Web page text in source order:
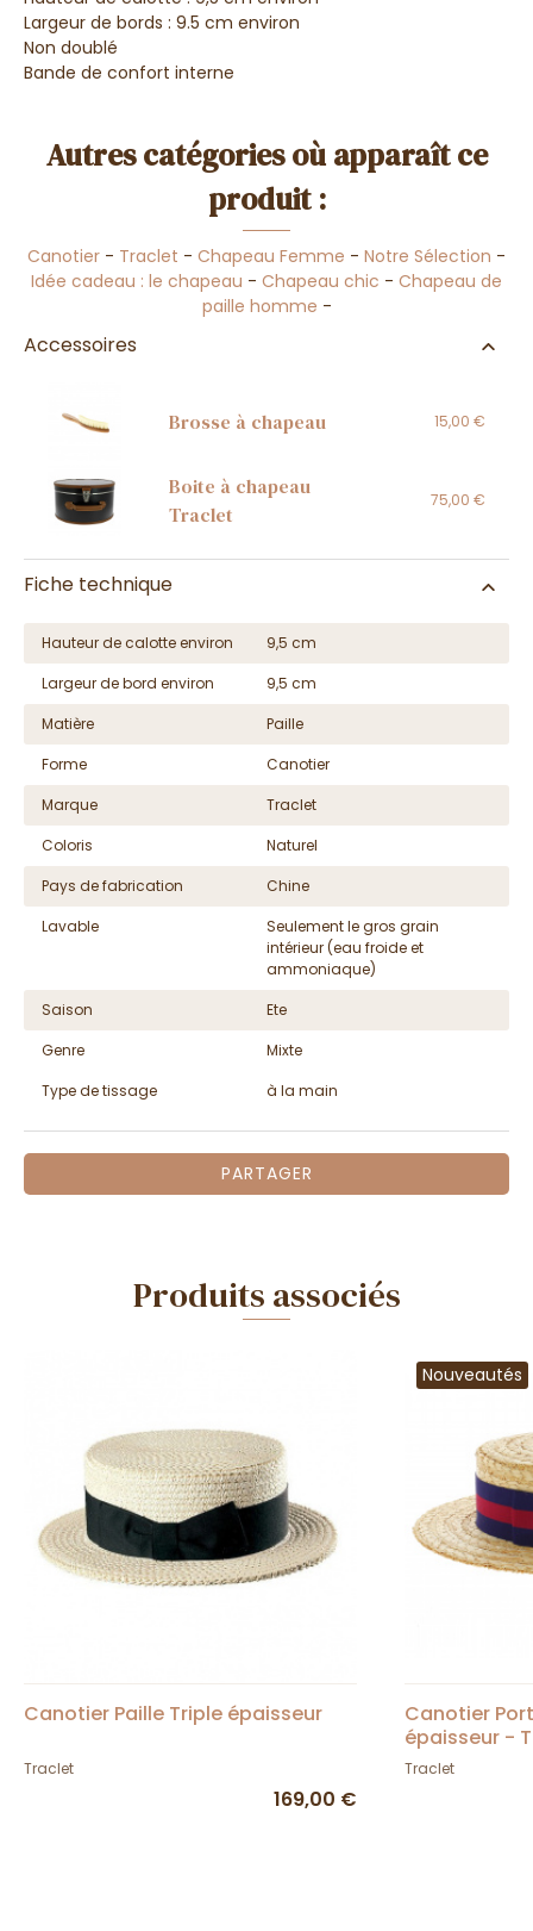
Largeur de bords : 9.5 cm environ
Non doublé
Bande de confort interne
Autres catégories où apparaît ce
produit :
Canotier - Traclet - Chapeau Femme - Notre Sélection -
Idée cadeau : le chapeau - Chapeau chic - Chapeau de
paille homme -
Accessoires
Brosse à chapeau 15,00 €
Boite à chapeau
Traclet
75,00 €
Fiche technique
Hauteur de calotte environ
9,5 cm
Largeur de bord environ
9,5 cm
Matière
Paille
Forme
Canotier
Marque
Traclet
Coloris
Naturel
Pays de fabrication
Chine
Lavable
Seulement le gros grain
intérieur (eau froide et
ammoniaque)
Saison
Ete
Genre
Mixte
Type de tissage
à la main
PARTAGER
Produits associés
Canotier Paille Triple épaisseur
Traclet
169,00 €
Nouveautés
Canotier
épaisseur -
Traclet